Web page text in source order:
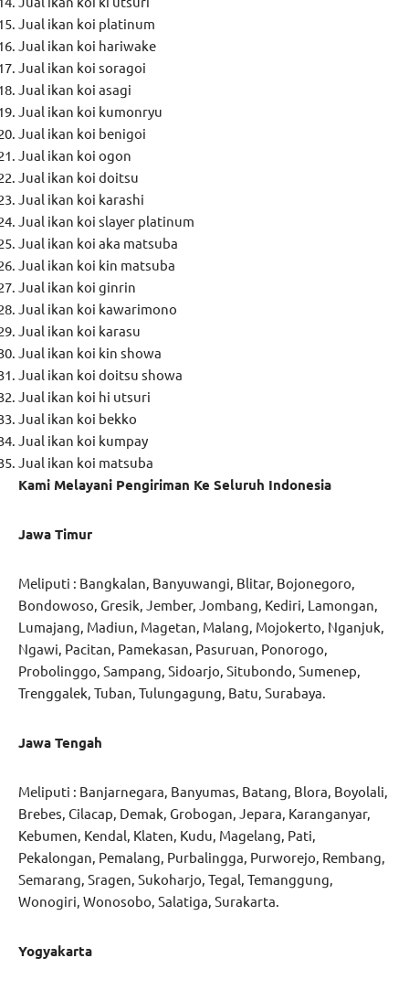
Jual ikan koi platinum
Jual ikan koi hariwake
Jual ikan koi soragoi
Jual ikan koi asagi
Jual ikan koi kumonryu
Jual ikan koi benigoi
Jual ikan koi ogon
Jual ikan koi doitsu
Jual ikan koi karashi
Jual ikan koi slayer platinum
Jual ikan koi aka matsuba
Jual ikan koi kin matsuba
Jual ikan koi ginrin
Jual ikan koi kawarimono
Jual ikan koi karasu
Jual ikan koi kin showa
Jual ikan koi doitsu showa
Jual ikan koi hi utsuri
Jual ikan koi bekko
Jual ikan koi kumpay
Jual ikan koi matsuba
Kami Melayani Pengiriman Ke Seluruh Indonesia
Jawa Timur
Meliputi : Bangkalan, Banyuwangi, Blitar, Bojonegoro,
Bondowoso, Gresik, Jember, Jombang, Kediri, Lamongan,
Lumajang, Madiun, Magetan, Malang, Mojokerto, Nganjuk,
Ngawi, Pacitan, Pamekasan, Pasuruan, Ponorogo,
Probolinggo, Sampang, Sidoarjo, Situbondo, Sumenep,
Trenggalek, Tuban, Tulungagung, Batu, Surabaya.
Jawa Tengah
Meliputi : Banjarnegara, Banyumas, Batang, Blora, Boyolali,
Brebes, Cilacap, Demak, Grobogan, Jepara, Karanganyar,
Kebumen, Kendal, Klaten, Kudu, Magelang, Pati,
Pekalongan, Pemalang, Purbalingga, Purworejo, Rembang,
Semarang, Sragen, Sukoharjo, Tegal, Temanggung,
Wonogiri, Wonosobo, Salatiga, Surakarta.
Yogyakarta